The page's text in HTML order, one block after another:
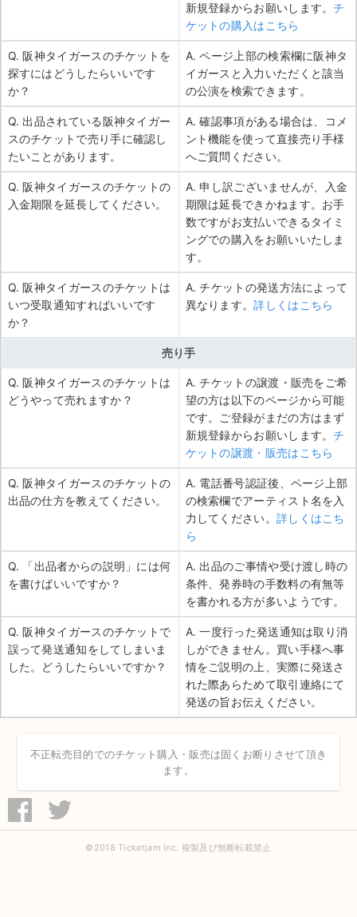
新規登録からお願いします。チ
ケットの購入はこちら
Q. 阪神タイガースのチケットを
探すにはどうしたらいいです
か？
A. ページ上部の検索欄に阪神タ
イガースと入力いただくと該当
の公演を検索できます。
Q. 出品されている阪神タイガー
スのチケットで売り手に確認し
たいことがあります。
A. 確認事項がある場合は、コメ
ント機能を使って直接売り手様
へご質問ください。
Q. 阪神タイガースのチケットの
入金期限を延長してください。
A. 申し訳ございませんが、入金
期限は延長できかねます。お手
数ですがお支払いできるタイミ
ングでの購入をお願いいたしま
す。
Q. 阪神タイガースのチケットは
いつ受取通知すればいいです
か？
A. チケットの発送方法によって
異なります。詳しくはこちら
売り手
Q. 阪神タイガースのチケットは
どうやって売れますか？
A. チケットの譲渡・販売をご希
望の方は以下のページから可能
です。ご登録がまだの方はまず
新規登録からお願いします。チ
ケットの譲渡・販売はこちら
Q. 阪神タイガースのチケットの
出品の仕方を教えてください。
A. 電話番号認証後、ページ上部
の検索欄でアーティスト名を入
力してください。 詳しくはこち
ら
Q. 「出品者からの説明」には何
を書けばいいですか？
A. 出品のご事情や受け渡し時の
条件、発券時の手数料の有無等
を書かれる方が多いようです。
Q. 阪神タイガースのチケットで
誤って発送通知をしてしまいま
した。どうしたらいいですか？
A. 一度行った発送通知は取り消
しができません。買い手様へ事
情をご説明の上、実際に発送さ
れた際あらためて取引連絡にて
発送の旨お伝えください。
不正転売目的でのチケット購入・販売は固くお断りさせて頂き
ます。
©2018 Ticketjam Inc. 複製及び無断転載禁止